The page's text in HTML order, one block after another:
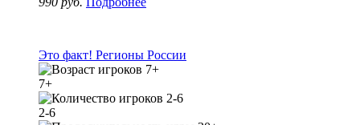
Это факт! Регионы России
7+
2-6